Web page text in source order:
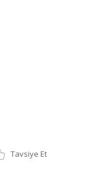
Tavsiye Et